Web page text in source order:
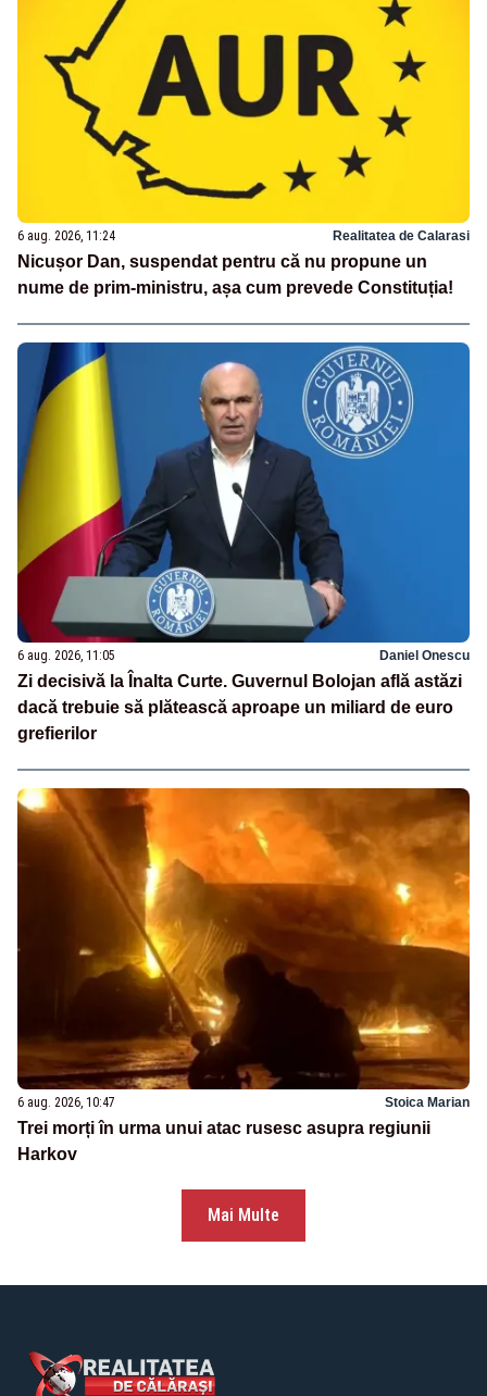
6 aug. 2026, 11:24 Realitatea de Calarasi
Nicușor Dan, suspendat pentru că nu propune un
nume de prim-ministru, așa cum prevede Constituția!
6 aug. 2026, 11:05 Daniel Onescu
Zi decisivă la Înalta Curte. Guvernul Bolojan află astăzi
dacă trebuie să plătească aproape un miliard de euro
grefierilor
6 aug. 2026, 10:47 Stoica Marian
Trei morți în urma unui atac rusesc asupra regiunii
Harkov
Mai Multe